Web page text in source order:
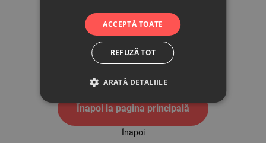
500
Înapoi la pagina principală
Înapoi
ACCEPTĂ TOATE
REFUZĂ TOT
ARATĂ DETALIILE